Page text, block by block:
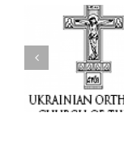
Faith
Mercy:
Orthodox
USA
Christ